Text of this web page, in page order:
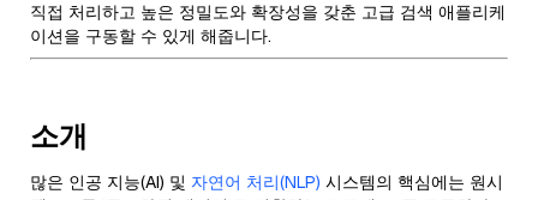
직접 처리하고 높은 정밀도와 확장성을 갖춘 고급 검색 애플리케
이션을 구동할 수 있게 해줍니다.
소개
많은 인공 지능(AI) 및 자연어 처리(NLP) 시스템의 핵심에는 원시